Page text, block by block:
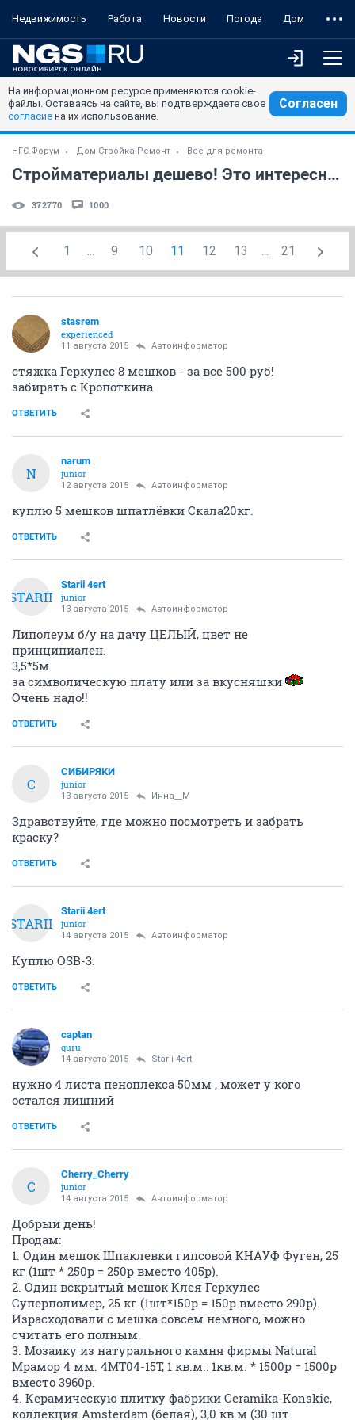
Недвижимость Работа Новости Погода Дом
На информационном ресурсе применяются cookie-
файлы. Оставаясь на сайте, вы подтверждаете свое
согласие на их использование.
Согласен
НГС.Форум Дом Стройка Ремонт Все для ремонта
Стройматериалы дешево! Это интересно? (часть 4) Правила в 1-м посте!
372770 1000
1 ... 9 10 11 12 13 ... 21
stasrem
experienced
11 августа 2015 Автоинформатор
стяжка Геркулес 8 мешков - за все 500 руб!
забирать с Кропоткина
ОТВЕТИТЬ
N
narum
junior
12 августа 2015 Автоинформатор
куплю 5 мешков шпатлёвки Скала20кг.
ОТВЕТИТЬ
STARII
Starii 4ert
junior
13 августа 2015 Автоинформатор
Липолеум б/у на дачу ЦЕЛЫЙ, цвет не
принципиален.
3,5*5м
за символическую плату или за вкусняшки
Очень надо!!
ОТВЕТИТЬ
С
СИБИРЯКИ
junior
13 августа 2015 Инна__М
Здравствуйте, где можно посмотреть и забрать
краску?
ОТВЕТИТЬ
STARII
Starii 4ert
junior
14 августа 2015 Автоинформатор
Куплю OSB-3.
ОТВЕТИТЬ
captan
guru
14 августа 2015 Starii 4ert
нужно 4 листа пеноплекса 50мм , может у кого
остался лишний
ОТВЕТИТЬ
C
Cherry_Cherry
junior
14 августа 2015 Автоинформатор
Добрый день!
Продам:
1. Один мешок Шпаклевки гипсовой КНАУФ Фуген, 25
кг (1шт * 250р = 250р вместо 405р).
2. Один вскрытый мешок Клея Геркулес
Суперполимер, 25 кг (1шт*150р = 150р вместо 290р).
Израсходовали с мешка совсем немного, можно
считать его полным.
3. Мозаику из натурального камня фирмы Natural
Мрамор 4 мм. 4MT04-15T, 1 кв.м.: 1кв.м. * 1500р = 1500р
вместо 3960р.
4. Керамическую плитку фабрики Ceramika-Konskie,
коллекция Amsterdam (белая), 3,0 кв.м (30 шт